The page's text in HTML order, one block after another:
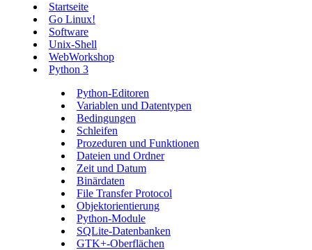
Startseite
Go Linux!
Software
Unix-Shell
WebWorkshop
Python 3
Python-Editoren
Variablen und Datentypen
Bedingungen
Schleifen
Prozeduren und Funktionen
Dateien und Ordner
Zeit und Datum
Binärdaten
File Transfer Protocol
Objektorientierung
Python-Module
SQLite-Datenbanken
GTK+-Oberflächen